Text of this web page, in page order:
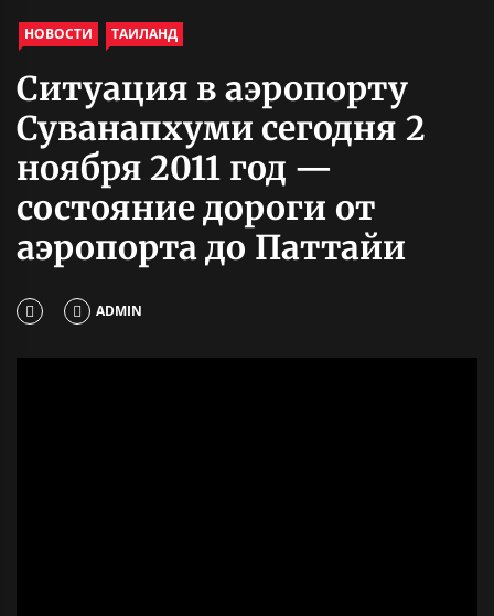
НОВОСТИ ТАИЛАНД
Ситуация в аэропорту
Суванапхуми сегодня 2
ноября 2011 год —
состояние дороги от
аэропорта до Паттайи
ADMIN